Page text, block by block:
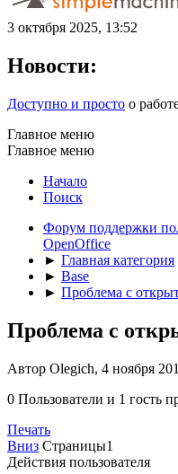
3 октября 2025, 13:52
Новости:
Доступно и просто о
Главное меню
Главное меню
Начало
Поиск
Форум поддержки
OpenOffice
► Главная категория
► Base
► Проблема с
Проблема с
Автор Olegich, 4 ноября
0 Пользователи и 1 гость
Печать
Вниз Страницы1
Действия пользователя